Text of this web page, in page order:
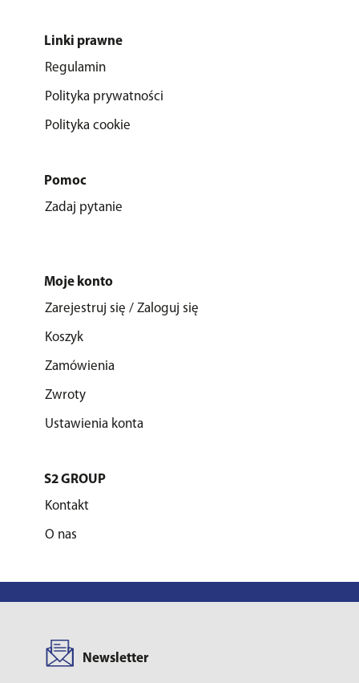
Linki prawne
Regulamin
Polityka prywatności
Polityka cookie
Pomoc
Zadaj pytanie
Moje konto
Zarejestruj się / Zaloguj się
Koszyk
Zamówienia
Zwroty
Ustawienia konta
S2 GROUP
Kontakt
O nas
Newsletter